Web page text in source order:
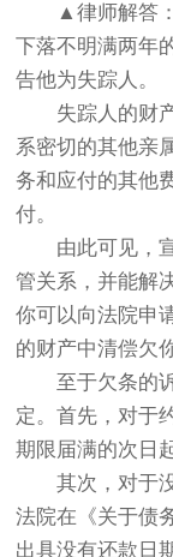
▲律师解答：
下落不明满两年
告他为失踪人。
失踪人的财产
系密切的其他亲
务和应付的其他
付。
由此可见，宣
管关系，并能解
你可以向法院申
的财产中清偿欠
至于欠条的诉
定。首先，对于
期限届满的次日
其次，对于没
法院在《关于债
出具没有还款日